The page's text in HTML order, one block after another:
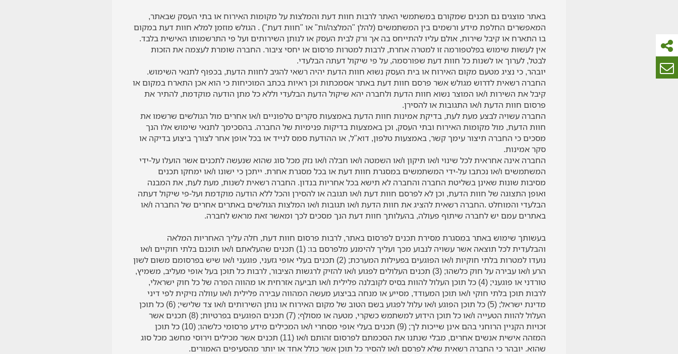
באתר מוצגים גם תכנים שמקורם במשתמשי האתר לרבות חוות דעת והמלצות על מקומות האירוח או בתי העסק שבאתר,
המאפשרים החלפת מידע ורשמים בין המשתמשים (להלן "המלצה/ות" או "חוות דעת") . הגולש מוזמן למלא חוות דעת במקום
בו התארח או קיבל שירות, אולם עליו להתייחס בה אך ורק לבית העסק או לנותן השירותים ועל פי התרשמותו האישית בלבד.
אין לעשות שימוש בפלטפורמה זו למטרה אחרת, לרבות למטרות פרסום או יחסי ציבור. החברה שומרת לעצמה את הזכות
לבטל, לערוך או לשנות כל חוות דעת שפורסמה, על פי שיקול דעתה הבלעדי.
יובהר, כי נציג מטעם מקום האירוח או בית העסק נשוא חוות הדעת יהיה רשאי להגיב לחוות הדעת, בכפוף לתנאי השימוש.
החברה רשאית לדרוש מגולש אשר פרסם חוות דעת באתר אסמכתות וכן ראיות בכתב המוכיחות כי הוא אכן התארח במקום או
קיבל את השירות ו/או המוצר נשוא חוות הדעת ולחברה יהא שיקול הדעת הבלעדי וללא כל מתן הודעה מוקדמת, להתיר את
פרסום חוות הדעת ו/או התגובות או להסירן.
החברה עשויה לבצע מעת לעת, בדיקת אמינות חוות הדעת באמצעות סקרים טלפוניים ו/או אחרים מול הגולשים שרשמו את
חוות הדעת, מול מקומות האירוח ובתי העסק, וכן באמצעות בדיקות פנימיות של החברה. בהסכימך לתנאי שימוש אלו הנך
מסכים כי החברה תיצור עימך קשר, באמצעות טלפון, דוא"ל, או ההודעת סמס לנייד או בכל אופן אחר לצורך ביצוע בדיקה או
סקר אמינות.
החברה אינה אחראית לכל שינוי ו/או תיקון ו/או השמטה ו/או חבלה ו/או נזק מכל סוג שהוא שנעשה לתכנים אשר הועלו על-ידי
המשתמשים ו/או נכתבו על-ידי המשתמשים במסגרת חוות דעת או בכל מסגרת אחרת. ייתכן כי ישונו ו/או ימחקו תכנים
מסיבות שונות שאינן בשליטת החברה והחברה לא תישא בכל אחריות בנדון. החברה רשאית לשנות, מעת לעת, את המבנה
ואופן התצוגה של חוות הדעת, וכן לא לפרסם חוות דעת ו/או תגובה או להסירן והכל ללא הודעה מוקדמת ועל-פי שיקול דעתה
הבלעדי והמוחלט .החברה רשאית להציג את חוות הדעת ו/או תגובות ו/או המלצות הגולשים באתרים אחרים של החברה ו/או
באתרים עמם יש לחברה שיתוף פעולה, בהעלותך חוות דעת הנך מסכים לכך ומאשר זאת מראש לחברה.
בעשותך שימוש באתר במסגרת מסירת תכנים לפרסום באתר, לרבות פרסום חוות דעת, חלה עליך האחריות המלאה
והבלעדית לכל תוצאה אשר עשויה לנבוע מכך ועליך להימנע מלפרסם בו: (1) תכנים שהעלאתם ו/או תוכנם בלתי חוקיים ו/או
נועדו למטרות בלתי חוקיות ו/או הפוגעים בפעילות המערכת; (2) תכנים בעלי אופי גזעני, פוגעני ו/או שיש בפרסומם משום לשון
הרע ו/או עבירה על חוק כלשהו; (3) תכנים העלולים לפגוע ו/או להזיק לרגשות הציבור, לרבות כל תוכן בעל אופי מעליב, משמיץ,
טורדני או פוגעני; (4) כל תוכן העלול להוות בסיס לקובלנה פלילית ו/או תביעה אזרחית או מהווה הפרה של כל חוק ישראלי,
לרבות תוכן בלתי חוקי ו/או תוכן המעודד, מסייע או מנחה בביצוע מעשה המהווה עבירה פלילית ו/או עוולה נזיקית לפי דיני
מדינת ישראל; (5) כל תוכן הפוגע ו/או עלול לפגוע בשם הטוב של מקום האירוח או נותן השירותים ו/או צד שלישי; (6) כל תוכן
העלול להוות הטעייה ו/או כל תוכן הידוע למשתמש כשקרי, מטעה או מסולף; (7) תכנים הפוגעים בפרטיות; (8) תכנים אשר
זכויות הקניין הרוחני בהם אינן שייכות לך; (9) תכנים בעלי אופי מסחרי ו/או המכילים מידע פרסומי כלשהו; (10) כל תוכן
המזהה אישית אנשים אחרים, מבלי שנתנו את הסכמתם לפרסום זהותם ו/או (11) תכנים אשר מכילים וירוסי מחשב מכל סוג
שהוא. יובהר כי החברה רשאית שלא לפרסם ו/או להסיר כל תוכן אשר כולל אחד או יותר מהסעיפים האמורים.